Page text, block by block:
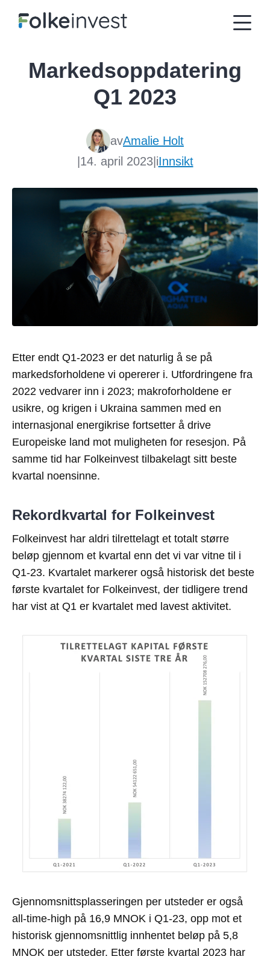
Markedsoppdatering
Q1 2023
avAmalie Holt
14. april 2023| iInnsikt
Etter endt Q1-2023 er det naturlig å se på
markedsforholdene vi opererer i. Utfordringene fra
2022 vedvarer inn i 2023; makroforholdene er
usikre, og krigen i Ukraina sammen med en
internasjonal energikrise fortsetter å drive
Europeiske land mot muligheten for resesjon. På
samme tid har Folkeinvest tilbakelagt sitt beste
kvartal noensinne.
Rekordkvartal for Folkeinvest
Folkeinvest har aldri tilrettelagt et totalt større
beløp gjennom et kvartal enn det vi var vitne til i
Q1-23. Kvartalet markerer også historisk det beste
første kvartalet for Folkeinvest, der tidligere trend
har vist at Q1 er kvartalet med lavest aktivitet.
Gjennomsnittsplasseringen per utsteder er også
all-time-high på 16,9 MNOK i Q1-23, opp mot et
historisk gjennomsnittlig innhentet beløp på 5,8
MNOK per utsteder. Etter første kvartal 2023 har